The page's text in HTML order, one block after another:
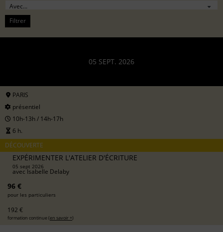
Filtrer
05 SEPT. 2026
PARIS
présentiel
10h-13h / 14h-17h
6 h.
DÉCOUVERTE
EXPÉRIMENTER L'ATELIER D'ÉCRITURE
05 sept 2026
avecIsabelle Delaby
96 €
pour les particuliers
192 €
formation continue (en savoir +)